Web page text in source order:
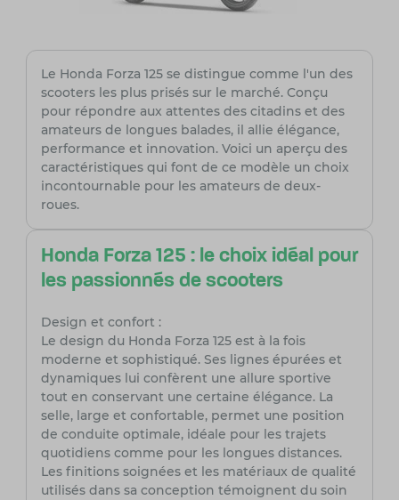
Le Honda Forza 125 se distingue comme l'un des
scooters les plus prisés sur le marché. Conçu
pour répondre aux attentes des citadins et des
amateurs de longues balades, il allie élégance,
performance et innovation. Voici un aperçu des
caractéristiques qui font de ce modèle un choix
incontournable pour les amateurs de deux-
roues.
Honda Forza 125 : le choix idéal pour
les passionnés de scooters
Design et confort :
Le design du Honda Forza 125 est à la fois
moderne et sophistiqué. Ses lignes épurées et
dynamiques lui confèrent une allure sportive
tout en conservant une certaine élégance. La
selle, large et confortable, permet une position
de conduite optimale, idéale pour les trajets
quotidiens comme pour les longues distances.
Les finitions soignées et les matériaux de qualité
utilisés dans sa conception témoignent du soin